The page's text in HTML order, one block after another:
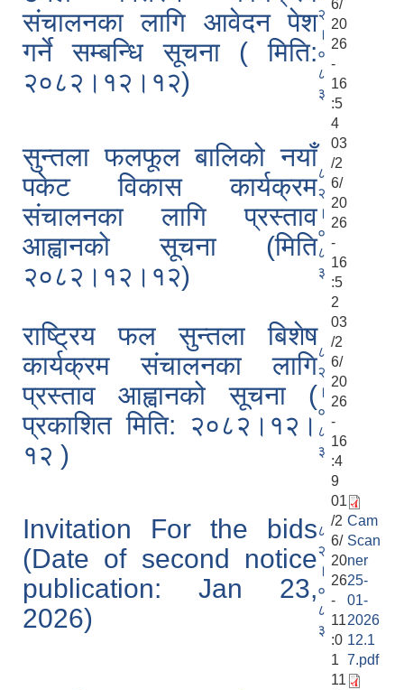
संचालनका लागि आवेदन पेश
गर्ने सम्बन्धि सूचना ( मिति:
२०८२।१२।१२)
२
।
०
८
३
6/
20
26
-
16
:5
4
सुन्तला फलफूल बालिको नयाँ
पकेट विकास कार्यक्रम
संचालनका लागि प्रस्ताव
आह्वानको सूचना (मिति
२०८२।१२।१२)
८
२
।
०
८
३
03
/2
6/
20
26
-
16
:5
2
राष्ट्रिय फल सुन्तला बिशेष
कार्यक्रम संचालनका लागि
प्रस्ताव आह्वानको सूचना (
प्रकाशित मिति: २०८२।१२।
१२ )
८
२
।
०
८
३
03
/2
6/
20
26
-
16
:4
9
Invitation For the bids
(Date of second notice
publication: Jan 23,
2026)
८
२
।
०
८
३
01
/2
6/
20
26
-
11
:0
1
Cam
Scan
ner
25-
01-
2026
12.1
7.pdf
11